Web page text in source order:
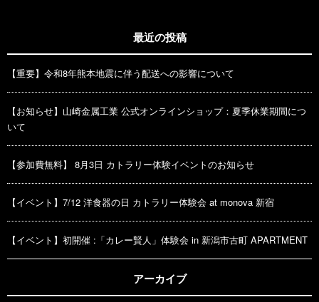
最近の投稿
【重要】令和8年熊本地震に伴う配送への影響について
【お知らせ】山崎金属工業 公式オンラインショップ：夏季休業期間につ
いて
【参加費無料】 8月3日 カトラリー体験イベントのお知らせ
【イベント】7/12 洋食器の日 カトラリー体験会 at monova 新宿
【イベント】初開催 :「カレー賢人」体験会 in 新潟市古町 APARTMENT
アーカイブ